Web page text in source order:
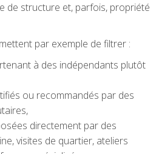
de structure et, parfois, propriété
par exemple de filtrer :
à des indépendants plutôt
ou recommandés par des
directement par des
visites de quartier, ateliers